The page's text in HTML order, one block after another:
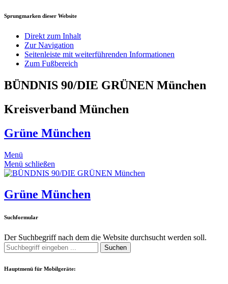
Sprungmarken dieser Website
Direkt zum Inhalt
Zur Navigation
Seitenleiste mit weiterführenden Informationen
Zum Fußbereich
BÜNDNIS 90/DIE GRÜNEN München
Kreisverband München
Grüne München
Menü
Menü schließen
Grüne München
Suchformular
Der Suchbegriff nach dem die Website durchsucht werden soll.
Suchen
Hauptmenü für Mobilgeräte: